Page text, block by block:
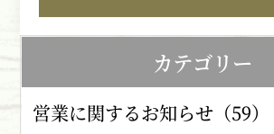
カテゴリー
営業に関するお知らせ（59）